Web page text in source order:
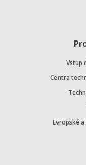
Vstup
Centra
Evropské